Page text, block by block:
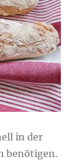
in der
benötigen.